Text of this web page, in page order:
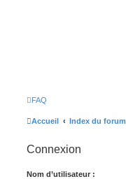
FAQ
Accueil Index du forum
Connexion
Nom d’utilisateur :